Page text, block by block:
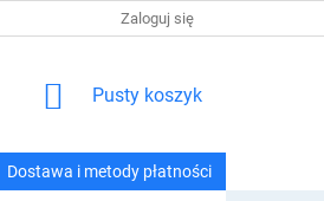
REGULAMIN ZAKUPÓW
Zaloguj się
KOSZYK
Pusty koszyk
Dostawa i metody płatności